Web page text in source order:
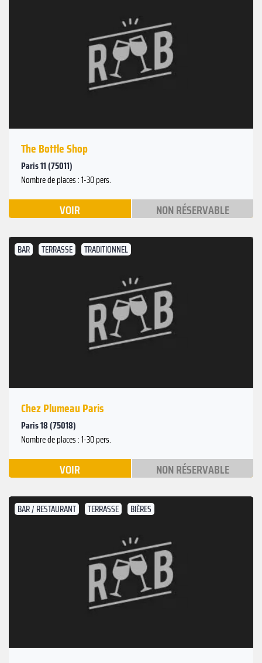
The Bottle Shop
Paris 11 (75011)
Nombre de places : 1-30 pers.
VOIR NON RÉSERVABLE
BAR TERRASSE TRADITIONNEL
Chez Plumeau Paris
Paris 18 (75018)
Nombre de places : 1-30 pers.
VOIR NON RÉSERVABLE
BAR / RESTAURANT TERRASSE BIÈRES